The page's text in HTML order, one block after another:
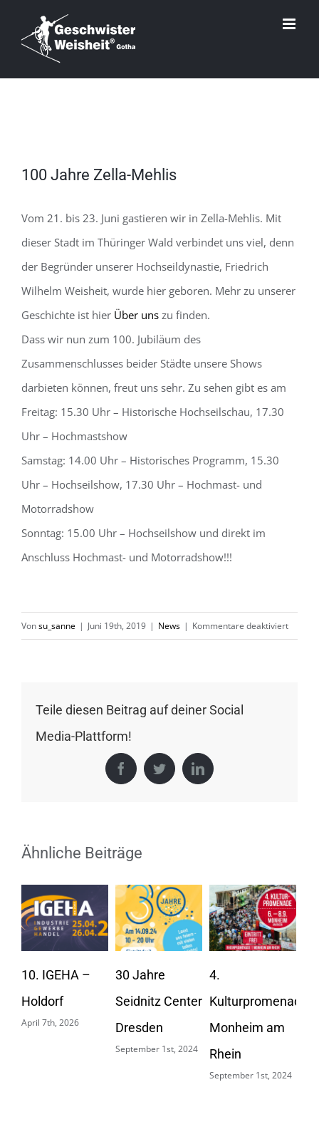
Inhalt
grösseres
100 Jahre Zella-Mehlis
Vom 21. bis 23. Juni gastieren wir in Zella-Mehlis. Mit
dieser Stadt im Thüringer Wald verbindet uns viel, denn
der Begründer unserer Hochseildynastie, Friedrich
Wilhelm Weisheit, wurde hier geboren. Mehr zu unserer
Geschichte ist hier Über uns zu finden.
Dass wir nun zum 100. Jubiläum des
Zusammenschlusses beider Städte unsere Shows
darbieten können, freut uns sehr. Zu sehen gibt es am
Freitag: 15.30 Uhr – Historische Hochseilschau, 17.30
Uhr – Hochmastshow
Samstag: 14.00 Uhr – Historisches Programm, 15.30
Uhr – Hochseilshow, 17.30 Uhr – Hochmast- und
Motorradshow
Sonntag: 15.00 Uhr – Hochseilshow und direkt im
Anschluss Hochmast- und Motorradshow!!!
Vonsu_sanne | Juni 19th, 2019 | News | Kommentare deaktiviertfür
Teile diesen Beitrag auf deiner Social
Media-Plattform!
FacebookTwitterLinkedIn
Ähnliche Beiträge
10. IGEHA –
Holdorf
April 7th, 2026
30 Jahre
Seidnitz Center
Dresden
September 1st, 2024
4.
Kulturpromenade
Monheim am
Rhein
September 1st, 2024